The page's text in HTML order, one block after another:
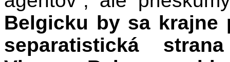
Belgicku by sa krajne
separatistická